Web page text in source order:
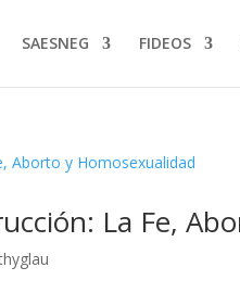
SAESNEG FIDEOS
La Fe,